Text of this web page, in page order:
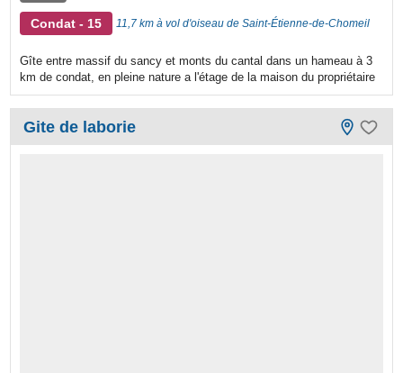
Condat - 15 11,7 km à vol d'oiseau de Saint-Étienne-de-Chomeil
Gîte entre massif du sancy et monts du cantal dans un hameau à 3
km de condat, en pleine nature a l'étage de la maison du propriétaire
Gite de laborie